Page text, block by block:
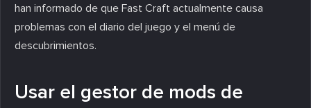
han informado de que Fast Craft actualmente causa
problemas con el diario del juego y el menú de
descubrimientos.
Usar el gestor de mods de